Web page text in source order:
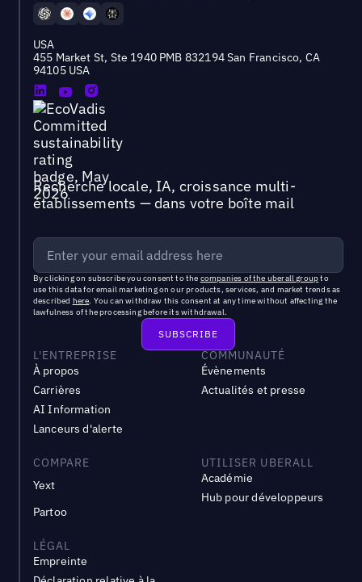
USA
455 Market St, Ste 1940 PMB 832194 San Francisco, CA
94105 USA
Recherche locale, IA, croissance multi-
établissements — dans votre boîte mail
By clicking on subscribe you consent to the companies of the uberall groupto
use this data for email marketing on our products, services, and market trends as
described here. You can withdraw this consent at any time without affecting the
lawfulness of the processing before its withdrawal.
L'ENTREPRISE
À propos
Carrières
AI Information
Lanceurs d'alerte
COMMUNAUTÉ
Évènements
Actualités et presse
COMPARE
Yext
Partoo
UTILISER UBERALL
Académie
Hub pour développeurs
LÉGAL
Empreinte